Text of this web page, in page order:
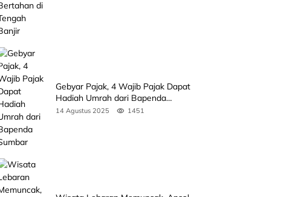
Gebyar Pajak, 4 Wajib Pajak Dapat
Hadiah Umrah dari Bapenda
Sumbar
14 Agustus 2025 1451